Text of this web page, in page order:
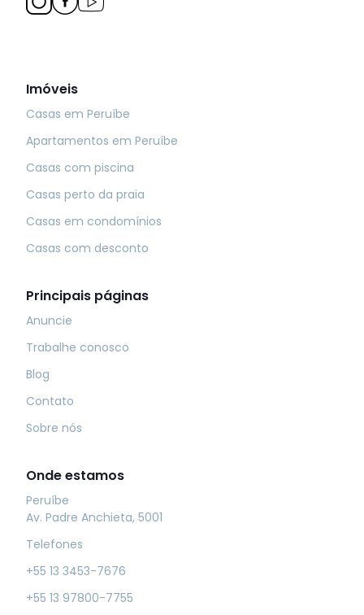
Imóveis
Casas em Peruíbe
Apartamentos em Peruíbe
Casas com piscina
Casas perto da praia
Casas em condomínios
Casas com desconto
Principais páginas
Anuncie
Trabalhe conosco
Blog
Contato
Sobre nós
Onde estamos
Peruíbe
Av. Padre Anchieta, 5001
Telefones
+55 13 3453-7676
+55 13 97800-7755